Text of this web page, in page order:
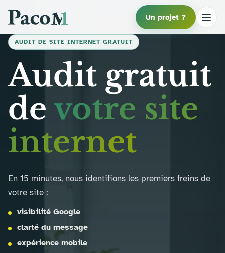
Un projet ?
AUDIT DE SITE INTERNET GRATUIT
Audit gratuit
de votre site
internet
En 15 minutes, nous identifions les premiers freins de
votre site :
visibilité Google
clarté du message
expérience mobile